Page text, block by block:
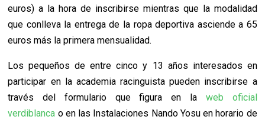
euros) a la hora de inscribirse mientras que la modalidad
que conlleva la entrega de la ropa deportiva asciende a 65
euros más la primera mensualidad.
Los pequeños de entre cinco y 13 años interesados en
participar en la academia racinguista pueden inscribirse a
través del formulario que figura en la web oficial
verdiblanca o en las Instalaciones Nando Yosu en horario de